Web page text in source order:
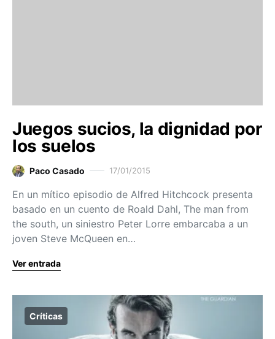
Juegos sucios, la dignidad por
los suelos
Paco Casado 17/01/2015
En un mítico episodio de Alfred Hitchcock presenta
basado en un cuento de Roald Dahl, The man from
the south, un siniestro Peter Lorre embarcaba a un
joven Steve McQueen en…
Ver entrada
Críticas